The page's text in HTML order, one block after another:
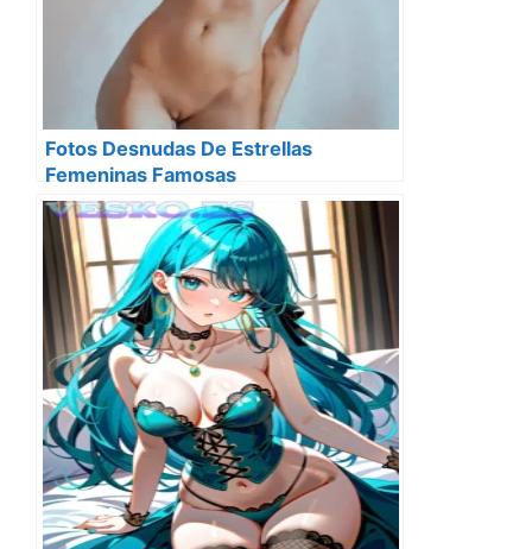
Fotos Desnudas De Estrellas
Femeninas Famosas